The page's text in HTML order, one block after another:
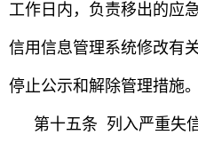
工作日内，负责移出的应
信用信息管理系统修改有
停止公示和解除管理措施。
第十五条 列入严重失